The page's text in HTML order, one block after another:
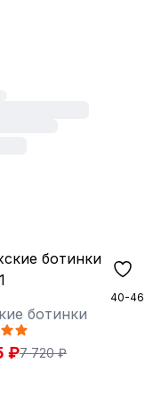
40-46
ботинки
₽7 720 ₽